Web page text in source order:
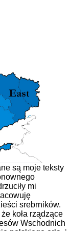
są moje teksty
mi
srebrników.
koła rządzące
Wschodnich